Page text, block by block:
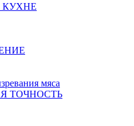
мяса
ТОЧНОСТЬ